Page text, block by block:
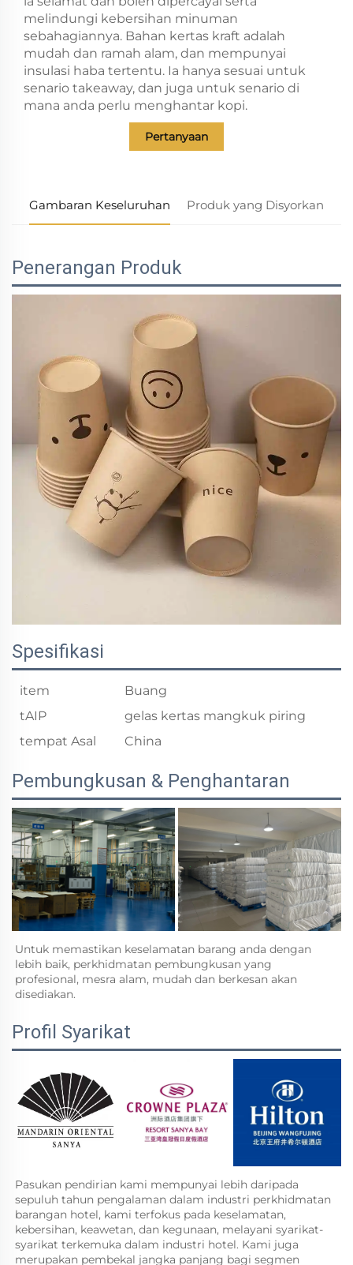
melindungi kebersihan minuman
sebahagiannya. Bahan kertas kraft adalah
mudah dan ramah alam, dan mempunyai
insulasi haba tertentu. Ia hanya sesuai untuk
senario takeaway, dan juga untuk senario di
mana anda perlu menghantar kopi.
Pertanyaan
Gambaran Keseluruhan Produk yang Disyorkan
Penerangan Produk
Spesifikasi
item
Buang
tAIP
gelas kertas mangkuk piring
tempat Asal
China
Pembungkusan & Penghantaran
Untuk memastikan keselamatan barang anda dengan
lebih baik, perkhidmatan pembungkusan yang
profesional, mesra alam, mudah dan berkesan akan
disediakan.
Profil Syarikat
Pasukan pendirian kami mempunyai lebih daripada
sepuluh tahun pengalaman dalam industri perkhidmatan
barangan hotel, kami terfokus pada keselamatan,
kebersihan, keawetan, dan kegunaan, melayani syarikat-
syarikat terkemuka dalam industri hotel. Kami juga
merupakan pembekal jangka panjang bagi segmen